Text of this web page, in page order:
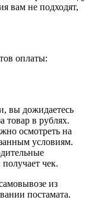
вам не подходят,
оплаты:
вы дожидаетесь
товар в рублях.
осмотреть на
условиям.
чек.
из
постамата.